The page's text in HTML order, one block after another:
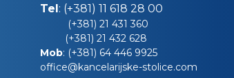
Tel: (+381) 11 618 28 00
(+381) 21 431 360
(+381) 21 432 628
Mob: (+381) 64 446 9925
office@kancelarijske-stolice.com